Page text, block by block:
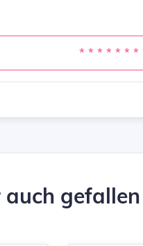
* * * * * * *
auch gefallen